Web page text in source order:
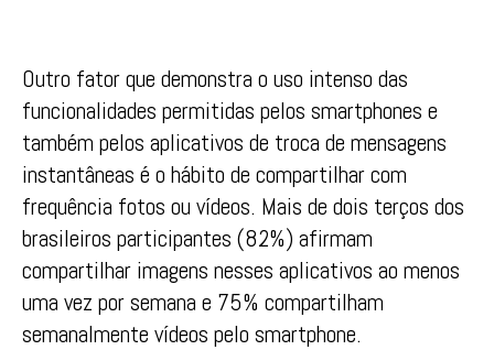
Outro fator que demonstra o uso intenso das
funcionalidades permitidas pelos smartphones e
também pelos aplicativos de troca de mensagens
instantâneas é o hábito de compartilhar com
frequência fotos ou vídeos. Mais de dois terços dos
brasileiros participantes (82%) afirmam
compartilhar imagens nesses aplicativos ao menos
uma vez por semana e 75% compartilham
semanalmente vídeos pelo smartphone.